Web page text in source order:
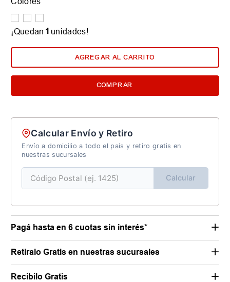
¡Quedan 1 unidades!
AGREGAR AL CARRITO
COMPRAR
Calcular Envío y Retiro
Envío a domicilio a todo el país y retiro gratis en
nuestras sucursales
Calcular
Pagá hasta en 6 cuotas sin interés*
Retiralo Gratis en nuestras sucursales
Recibilo Gratis